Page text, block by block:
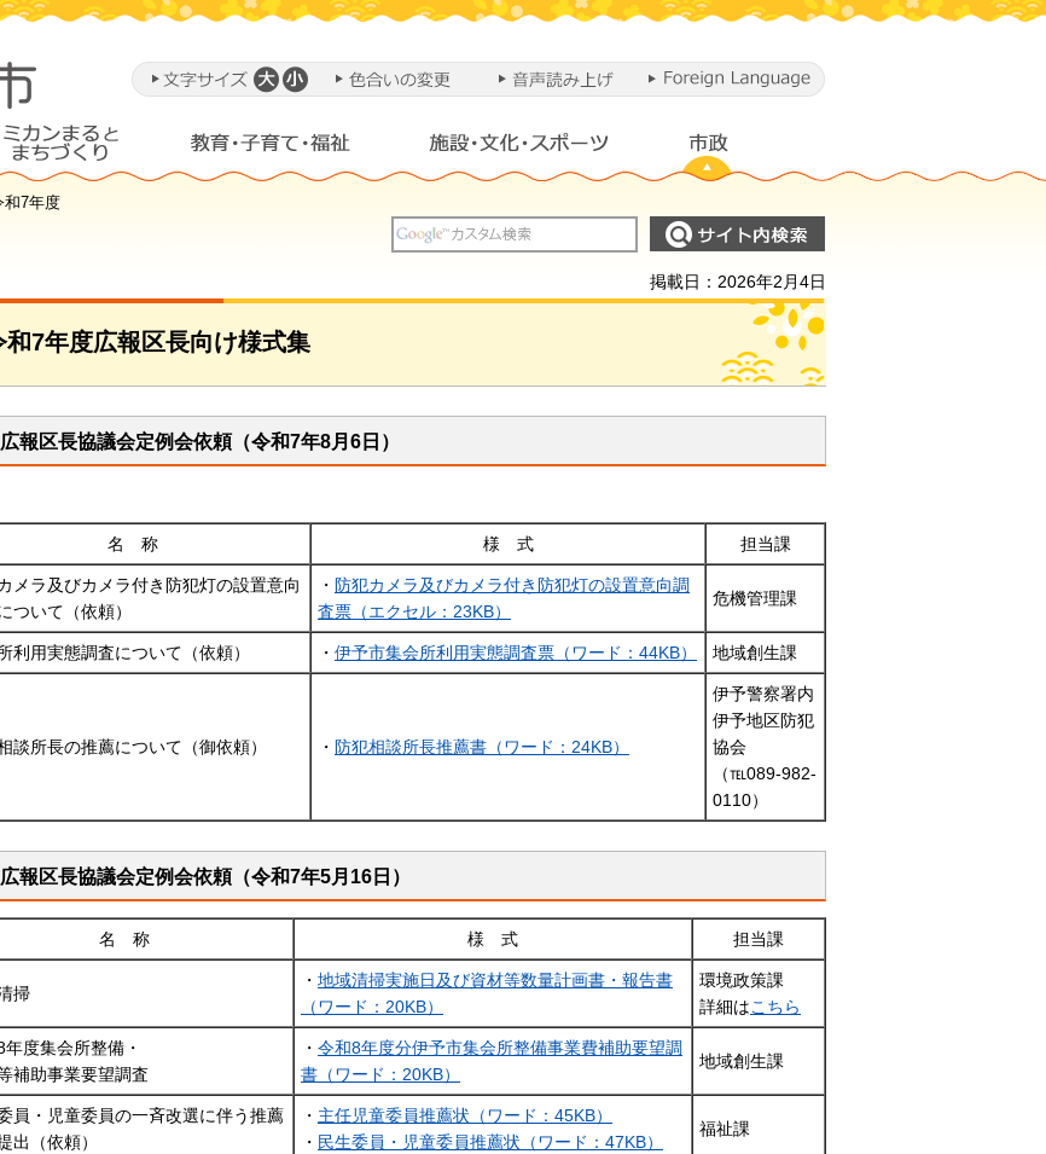
和7年度
掲載日：2026年2月4日
和7年度広報区長向け様式集
報区長協議会定例会依頼（令和7年8月6日）
名 称 様 式 担当課
メラ及びカメラ付き防犯灯の設置意向
ついて（依頼）
・ 防犯カメラ及びカメラ付き防犯灯の設置意向調
査票（エクセル：23KB）
危機管理課
利用実態調査について（依頼） ・ 伊予市集会所利用実態調査票（ワード：44KB） 地域創生課
談所長の推薦について（御依頼） ・ 防犯相談所長推薦書（ワード：24KB）
伊予警察署内
伊予地区防犯
協会
（℡089-982-
0110）
報区長協議会定例会依頼（令和7年5月16日）
名 称 様 式 担当課
掃
・ 地域清掃実施日及び資材等数量計画書・報告書
（ワード：20KB）
環境政策課
詳細はこちら
年度集会所整備・
補助事業要望調査
・ 令和8年度分伊予市集会所整備事業費補助要望調
書（ワード：20KB）
地域創生課
員・児童委員の一斉改選に伴う推薦
出（依頼）
・ 主任児童委員推薦状（ワード：45KB）
・ 民生委員・児童委員推薦状（ワード：47KB）
福祉課